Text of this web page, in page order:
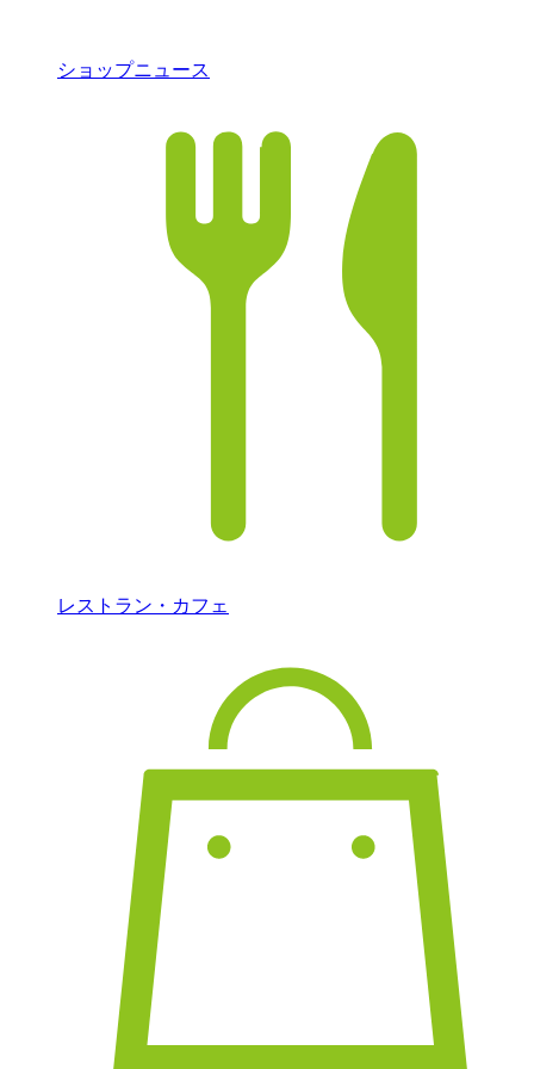
ショップニュース
レストラン・カフェ